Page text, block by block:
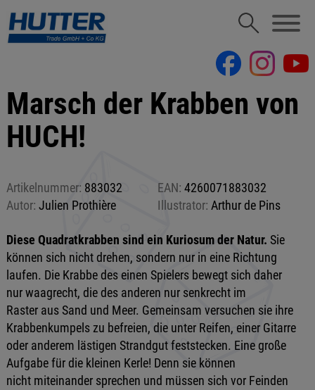
Marsch der Krabben von
HUCH!
Artikelnummer: 883032 EAN: 4260071883032
Autor: Julien Prothière Illustrator: Arthur de Pins
Diese Quadratkrabben sind ein Kuriosum der Natur. Sie
können sich nicht drehen, sondern nur in eine Richtung
laufen. Die Krabbe des einen Spielers bewegt sich daher
nur waagrecht, die des anderen nur senkrecht im
Raster aus Sand und Meer. Gemeinsam versuchen sie ihre
Krabbenkumpels zu befreien, die unter Reifen, einer Gitarre
oder anderem lästigen Strandgut feststecken. Eine große
Aufgabe für die kleinen Kerle! Denn sie können
nicht miteinander sprechen und müssen sich vor Feinden